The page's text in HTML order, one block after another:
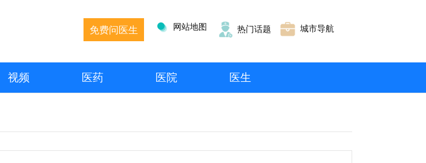
城市导航
热门话题
网站地图
免费问医生
视频 医药 医院 医生